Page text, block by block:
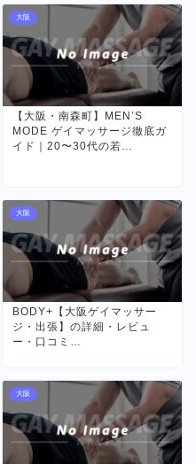
大阪
【大阪・南森町】MEN’S
MODE ゲイマッサージ徹底ガ
イド｜20〜30代の若…
大阪
BODY+【大阪ゲイマッサー
ジ・出張】の詳細・レビュ
ー・口コミ…
大阪